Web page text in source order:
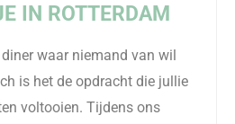
IN ROTTERDAM
waar niemand van wil
is het de opdracht die jullie
voltooien. Tijdens ons